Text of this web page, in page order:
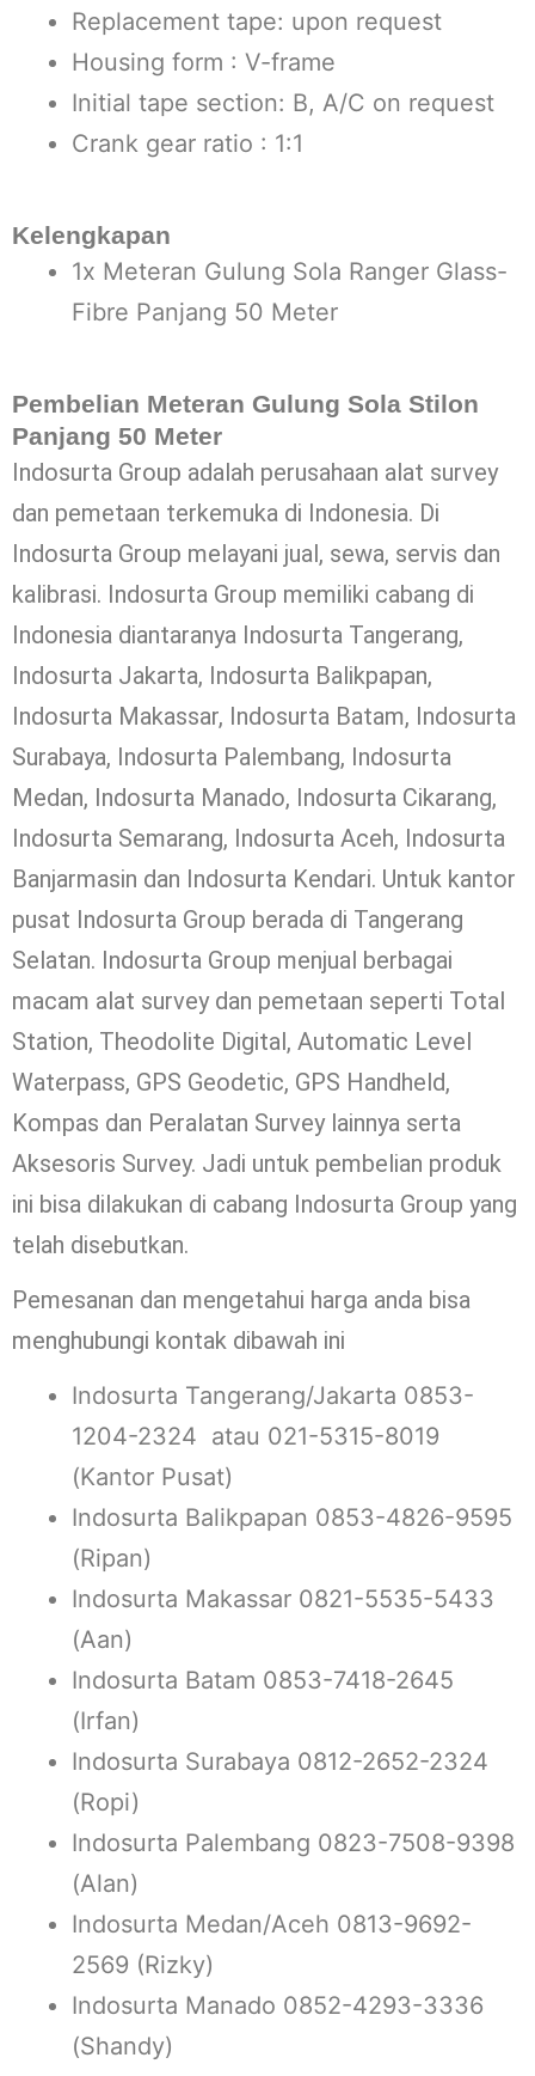
Replacement tape: upon request
Housing form : V-frame
Initial tape section: B, A/C on request
Crank gear ratio : 1:1
Kelengkapan
1x Meteran Gulung Sola Ranger Glass-
Fibre Panjang 50 Meter
Pembelian Meteran Gulung Sola Stilon
Panjang 50 Meter
Indosurta Group adalah perusahaan alat survey
dan pemetaan terkemuka di Indonesia. Di
Indosurta Group melayani jual, sewa, servis dan
kalibrasi. Indosurta Group memiliki cabang di
Indonesia diantaranya Indosurta Tangerang,
Indosurta Jakarta, Indosurta Balikpapan,
Indosurta Makassar, Indosurta Batam, Indosurta
Surabaya, Indosurta Palembang, Indosurta
Medan, Indosurta Manado, Indosurta Cikarang,
Indosurta Semarang, Indosurta Aceh, Indosurta
Banjarmasin dan Indosurta Kendari. Untuk kantor
pusat Indosurta Group berada di Tangerang
Selatan. Indosurta Group menjual berbagai
macam alat survey dan pemetaan seperti Total
Station, Theodolite Digital, Automatic Level
Waterpass, GPS Geodetic, GPS Handheld,
Kompas dan Peralatan Survey lainnya serta
Aksesoris Survey. Jadi untuk pembelian produk
ini bisa dilakukan di cabang Indosurta Group yang
telah disebutkan.
Pemesanan dan mengetahui harga anda bisa
menghubungi kontak dibawah ini
Indosurta Tangerang/Jakarta 0853-
1204-2324 atau 021-5315-8019
(Kantor Pusat)
Indosurta Balikpapan 0853-4826-9595
(Ripan)
Indosurta Makassar 0821-5535-5433
(Aan)
Indosurta Batam 0853-7418-2645
(Irfan)
Indosurta Surabaya 0812-2652-2324
(Ropi)
Indosurta Palembang 0823-7508-9398
(Alan)
Indosurta Medan/Aceh 0813-9692-
2569 (Rizky)
Indosurta Manado 0852-4293-3336
(Shandy)